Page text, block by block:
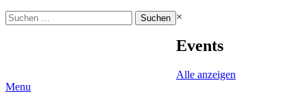
Suchen
nach:
×
Events
Alle anzeigen
Menu